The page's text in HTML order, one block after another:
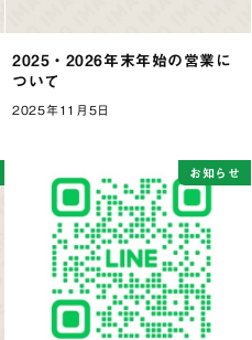
2025・2026年末年始の営業に
ついて
2025年11月5日
お知らせ